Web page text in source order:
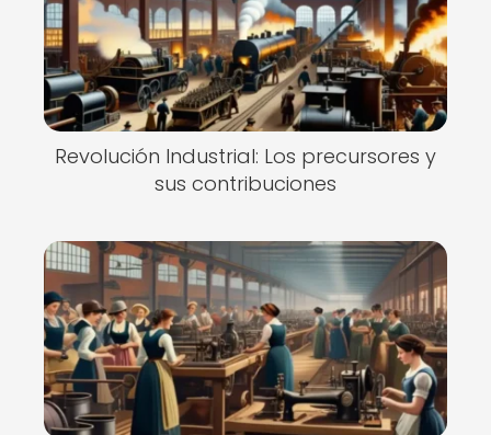
Revolución Industrial: Los precursores y
sus contribuciones